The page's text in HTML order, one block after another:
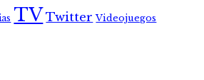
TV Twitter Videojuegos